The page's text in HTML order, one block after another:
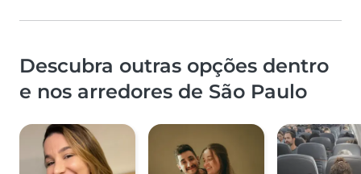
Descubra outras opções dentro
e nos arredores de São Paulo